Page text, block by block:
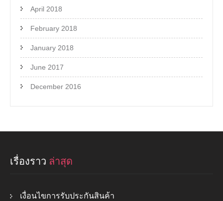
April 2018
February 2018
January 2018
June 2017
December 2016
เรื่องราว ล่าสุด
เงื่อนไขการรับประกันสินค้า